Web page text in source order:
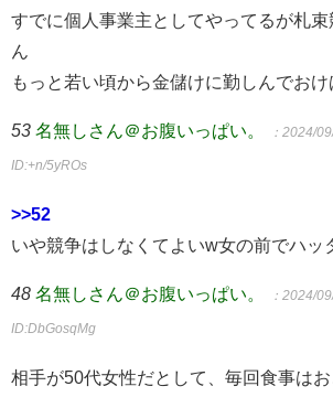
すでに個人事業主としてやってるが札束
ん
もっと若い頃から金儲けに勤しんでおけ
53 名無しさん＠お腹いっぱい。 ：2024/
ID:+n/5yROs
>>52
いや競争はしなくてよいw女の前でハッ
48 名無しさん＠お腹いっぱい。 ：2024/
ID:DbGosqMg
相手が50代女性だとして、毎回食事はお